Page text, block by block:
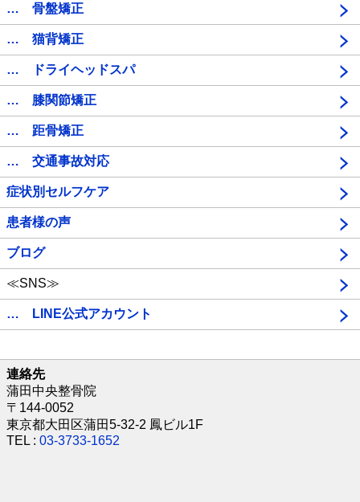
… 骨盤矯正
… 猫背矯正
… ドライヘッドスパ
… 膝関節矯正
… 距骨矯正
… 交通事故対応
症状別セルフケア
患者様の声
ブログ
≪SNS≫
… LINE公式アカウント
連絡先
蒲田中央整骨院
〒144-0052
東京都大田区蒲田5-32-2 鳳ビル1F
TEL : 03-3733-1652